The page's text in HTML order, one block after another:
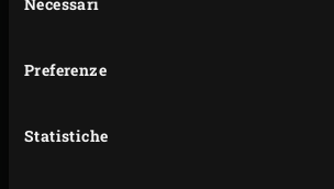
del
Preferenze
Statistiche
Lasciare affumicare le costolette
Dopo 90 minuti, portare la
temperatura per circa 60 minuti.